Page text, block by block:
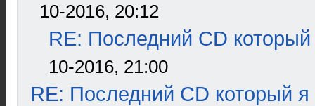
10-2016, 20:12
RE: Последний CD который
10-2016, 21:00
RE: Последний CD который я